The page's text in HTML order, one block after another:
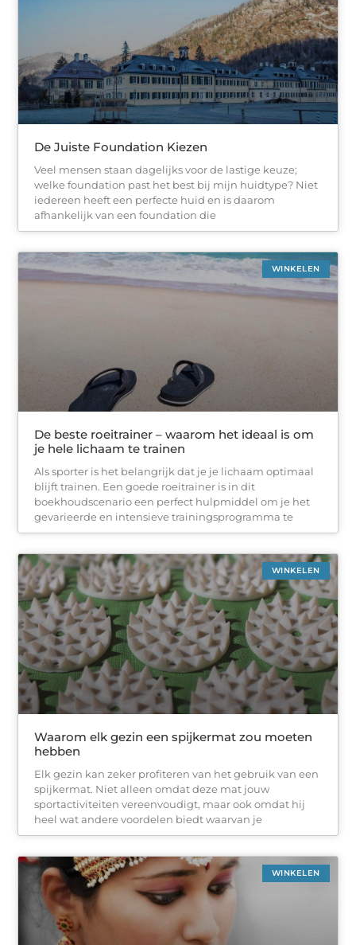
De Juiste Foundation Kiezen
Veel mensen staan dagelijks voor de lastige keuze;
welke foundation past het best bij mijn huidtype? Niet
iedereen heeft een perfecte huid en is daarom
afhankelijk van een foundation die
WINKELEN
De beste roeitrainer – waarom het ideaal is om
je hele lichaam te trainen
Als sporter is het belangrijk dat je je lichaam optimaal
blijft trainen. Een goede roeitrainer is in dit
boekhoudscenario een perfect hulpmiddel om je het
gevarieerde en intensieve trainingsprogramma te
WINKELEN
Waarom elk gezin een spijkermat zou moeten
hebben
Elk gezin kan zeker profiteren van het gebruik van een
spijkermat. Niet alleen omdat deze mat jouw
sportactiviteiten vereenvoudigt, maar ook omdat hij
heel wat andere voordelen biedt waarvan je
WINKELEN